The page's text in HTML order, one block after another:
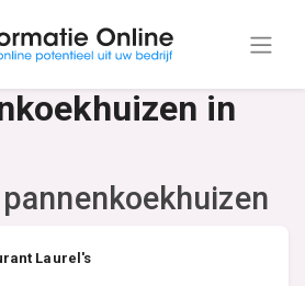
in
Laurel's